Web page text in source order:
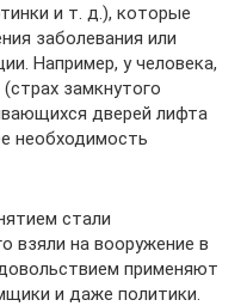
и т. д.), которые
заболевания или
Например, у человека,
замкнутого
дверей лифта
необходимость
стали
взяли на вооружение в
применяют
и даже политики.